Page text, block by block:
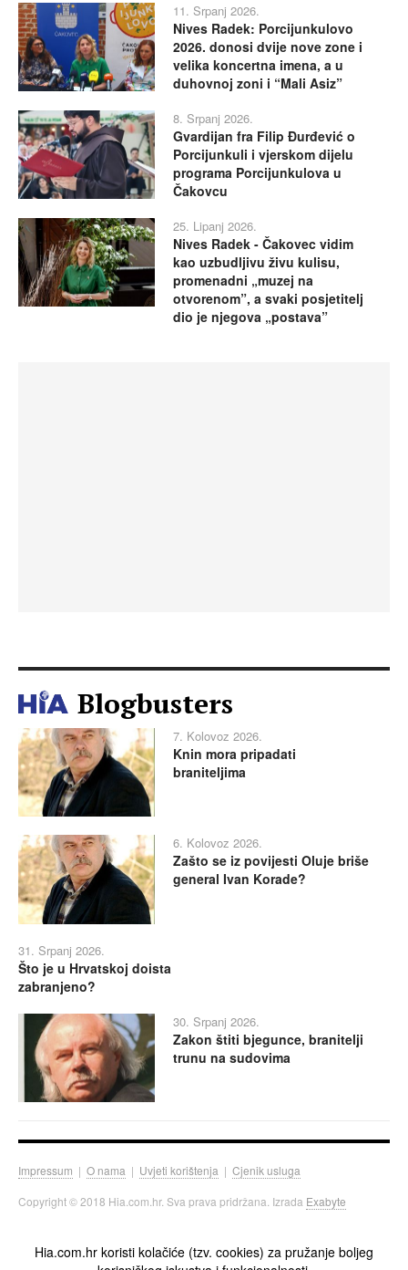
11. Srpanj 2026.
Nives Radek: Porcijunkulovo
2026. donosi dvije nove zone i
velika koncertna imena, a u
duhovnoj zoni i “Mali Asiz”
8. Srpanj 2026.
Gvardijan fra Filip Đurđević o
Porcijunkuli i vjerskom dijelu
programa Porcijunkulova u
Čakovcu
25. Lipanj 2026.
Nives Radek - Čakovec vidim
kao uzbudljivu živu kulisu,
promenadni „muzej na
otvorenom”, a svaki posjetitelj
dio je njegova „postava”
Blogbusters
7. Kolovoz 2026.
Knin mora pripadati
braniteljima
6. Kolovoz 2026.
Zašto se iz povijesti Oluje briše
general Ivan Korade?
31. Srpanj 2026.
Što je u Hrvatskoj doista
zabranjeno?
30. Srpanj 2026.
Zakon štiti bjegunce, branitelji
trunu na sudovima
Impressum | O nama | Uvjeti korištenja | Cjenik usluga
Copyright © 2018 Hia.com.hr. Sva prava pridržana. Izrada Exabyte
Hia.com.hr koristi kolačiće (tzv. cookies) za pružanje boljeg